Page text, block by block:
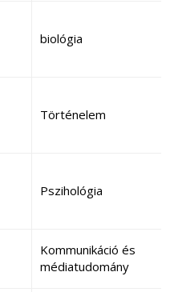
biológia
Történelem
Pszihológia
Kommunikáció és
médiatudomány